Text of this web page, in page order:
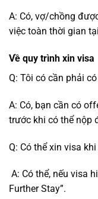
A: Có, vợ/chồng
việc toàn thời gian
Về quy trình xin visa
Q: Tôi có cần phải
A: Có, bạn cần có
trước khi có thể nộp
Q: Có thể xin visa
A: Có thể, nếu visa
Further Stay”.